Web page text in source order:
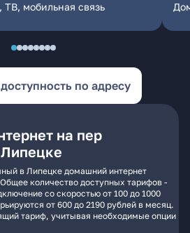
мобильная связь
по адресу
на пер
в Липецке домашний интернет
количество доступных тарифов -
со скоростью от 100 до 1000
от 600 до 2190 рублей в месяц.
тариф, учитывая необходимые опции